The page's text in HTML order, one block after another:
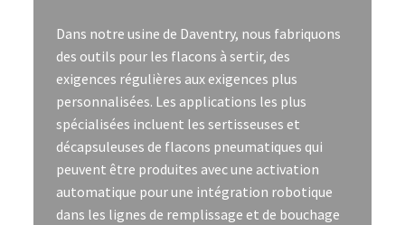
Dans notre usine de Daventry, nous fabriquons
des outils pour les flacons à sertir, des
exigences régulières aux exigences plus
personnalisées. Les applications les plus
spécialisées incluent les sertisseuses et
décapsuleuses de flacons pneumatiques qui
peuvent être produites avec une activation
automatique pour une intégration robotique
dans les lignes de remplissage et de bouchage